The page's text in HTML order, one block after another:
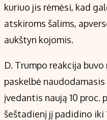
kuriuo jis rėmėsi, kad
atskiroms šalims,
aukštyn kojomis.
D. Trumpo reakcija
paskelbė
įvedantis naują 10 proc.
šeštadienį jį padidino iki